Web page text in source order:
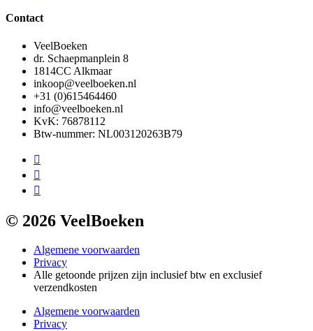
Contact
VeelBoeken
dr. Schaepmanplein 8
1814CC Alkmaar
inkoop@veelboeken.nl
+31 (0)615464460
info@veelboeken.nl
KvK: 76878112
Btw-nummer: NL003120263B79
© 2026 VeelBoeken
Algemene voorwaarden
Privacy
Alle getoonde prijzen zijn inclusief btw en exclusief
verzendkosten
Algemene voorwaarden
Privacy